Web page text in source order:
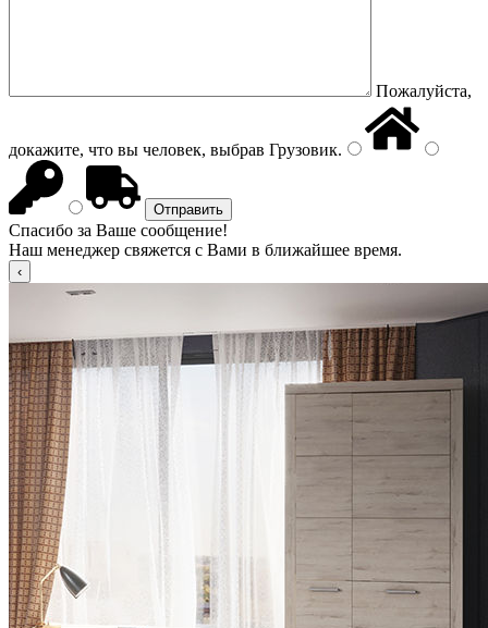
Пожалуйста,
докажите, что вы человек, выбрав Грузовик.
Спасибо за Ваше сообщение!
Наш менеджер свяжется с Вами в ближайшее время.